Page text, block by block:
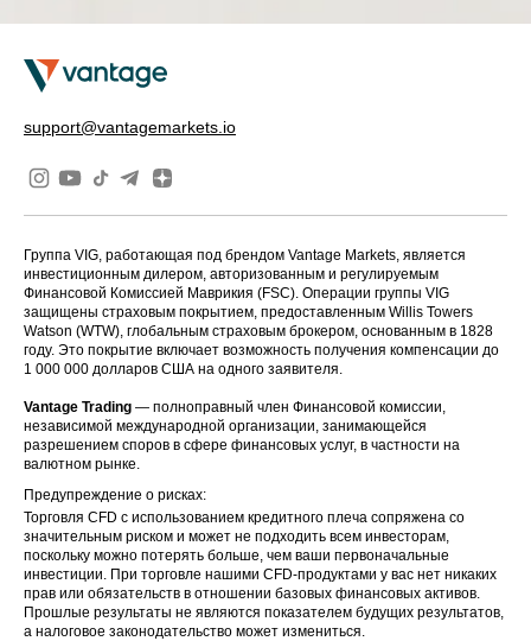
support@vantagemarkets.io
Группа VIG, работающая под брендом Vantage Markets, является
инвестиционным дилером, авторизованным и регулируемым
Финансовой Комиссией Маврикия (FSC). Операции группы VIG
защищены страховым покрытием, предоставленным Willis Towers
Watson (WTW), глобальным страховым брокером, основанным в 1828
году. Это покрытие включает возможность получения компенсации до
1 000 000 долларов США на одного заявителя.
Vantage Trading — полноправный член Финансовой комиссии,
независимой международной организации, занимающейся
разрешением споров в сфере финансовых услуг, в частности на
валютном рынке.
Предупреждение о рисках:
Торговля CFD с использованием кредитного плеча сопряжена со
значительным риском и может не подходить всем инвесторам,
поскольку можно потерять больше, чем ваши первоначальные
инвестиции. При торговле нашими CFD-продуктами у вас нет никаких
прав или обязательств в отношении базовых финансовых активов.
Прошлые результаты не являются показателем будущих результатов,
а налоговое законодательство может измениться.